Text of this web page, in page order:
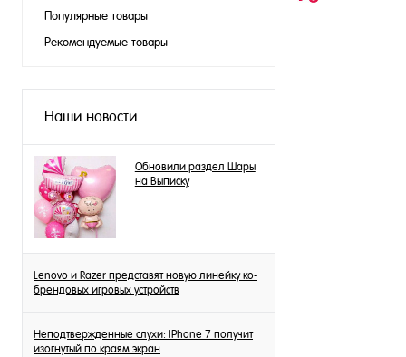
Популярные товары
Рекомендуемые товары
Наши новости
Обновили раздел Шары
на Выписку
Lenovo и Razer представят новую линейку ко-
брендовых игровых устройств
Неподтвержденные слухи: IPhone 7 получит
изогнутый по краям экран